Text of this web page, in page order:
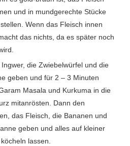
und in mundgerechte Stücke
Wenn das Fleisch innen
das nichts, da es später noch
geben und für 2 – 3 Minuten
Masala und Kurkuma in die
mitanrösten. Dann den
das Fleisch, die Bananen und
geben und alles auf kleiner
lassen.